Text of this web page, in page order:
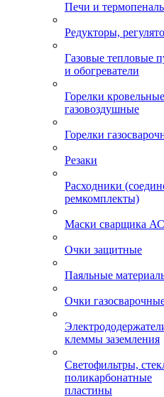
Печи и
Редукторы,
Газовые тепловые
и обогреватели
Горелки кровельные
газовоздушные
Горелки
Резаки
Расходники
ремкомплекты)
Маски сварщика
Очки защитные
Паяльные
Очки
клеммы заземления
Светофильтры,
поликарбонатные
пластины